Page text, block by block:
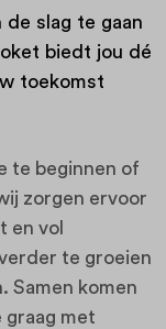
de slag te gaan
biedt jou dé
toekomst
te beginnen of
zorgen ervoor
en vol
te groeien
Samen komen
graag met